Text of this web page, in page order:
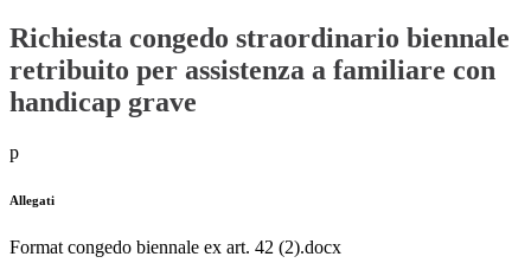
Richiesta congedo straordinario biennale
retribuito per assistenza a familiare con
handicap grave
p
Allegati
Format congedo biennale ex art. 42 (2).docx